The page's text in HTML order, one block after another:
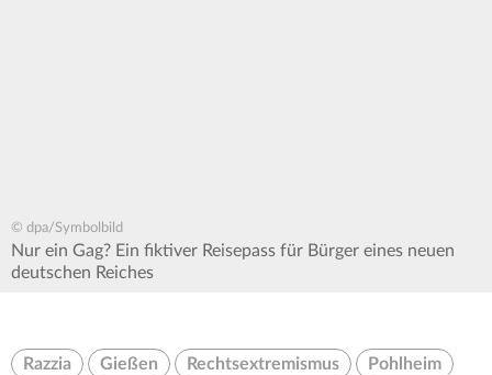
© dpa/Symbolbild
Nur ein Gag? Ein fiktiver Reisepass für Bürger eines neuen
deutschen Reiches
Razzia Gießen Rechtsextremismus Pohlheim